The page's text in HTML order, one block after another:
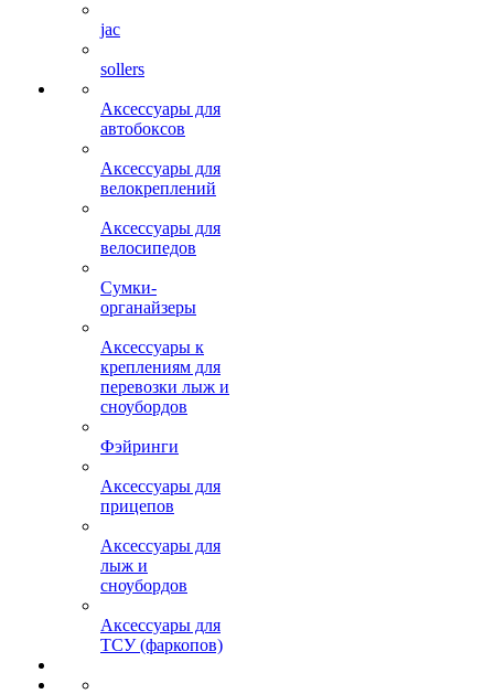
jac
sollers
Аксессуары для
автобоксов
Аксессуары для
велокреплений
Аксессуары для
велосипедов
Сумки-
органайзеры
Аксессуары к
креплениям для
перевозки лыж и
сноубордов
Фэйринги
Аксессуары для
прицепов
Аксессуары для
лыж и
сноубордов
Аксессуары для
ТСУ (фаркопов)